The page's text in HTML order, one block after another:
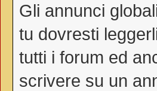
Gli annunci
tu dovresti
tutti i forum ed
scrivere su un